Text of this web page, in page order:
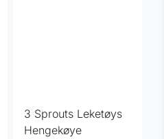
3 Sprouts Leketøys
Hengekøye